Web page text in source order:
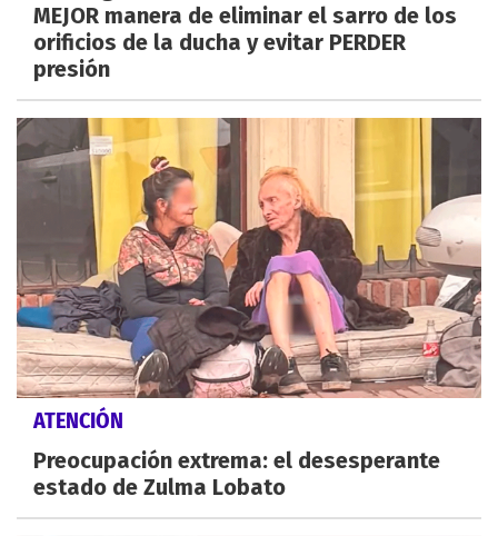
MEJOR manera de eliminar el sarro de los
orificios de la ducha y evitar PERDER
presión
ATENCIÓN
Preocupación extrema: el desesperante
estado de Zulma Lobato